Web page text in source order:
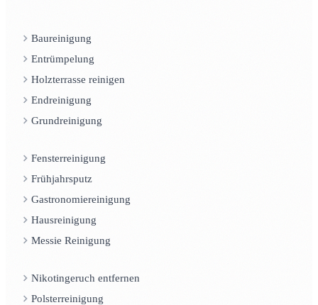
Baureinigung
Entrümpelung
Holzterrasse reinigen
Endreinigung
Grundreinigung
Fensterreinigung
Frühjahrsputz
Gastronomiereinigung
Hausreinigung
Messie Reinigung
Nikotingeruch entfernen
Polsterreinigung